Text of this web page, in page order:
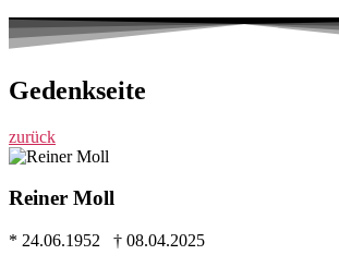
Gedenkseite
zurück
Reiner Moll
* 24.06.1952 † 08.04.2025